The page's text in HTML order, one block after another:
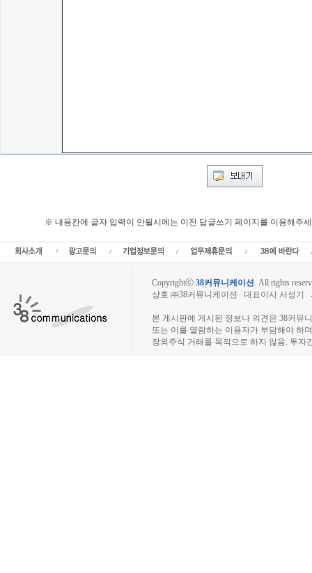
※ 내용칸에 글자 입력이 안될시에는 이전 답글쓰기 페이지를 이용해
Copyrightⓒ 38커뮤니케이션. All rights
상호 ㈜38커뮤니케이션 대표이사 서성기
본 게시판에 게시된 정보나 의견은 38커뮤
또는 이를 열람하는 이용자가 부담해야 하
장외주식 거래를 목적으로 하지 않음. 투